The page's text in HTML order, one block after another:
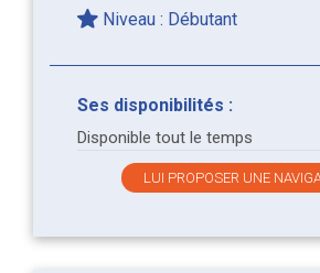
Niveau : Débutant
Ses disponibilités :
Disponible tout le temps
LUI PROPOSER UNE